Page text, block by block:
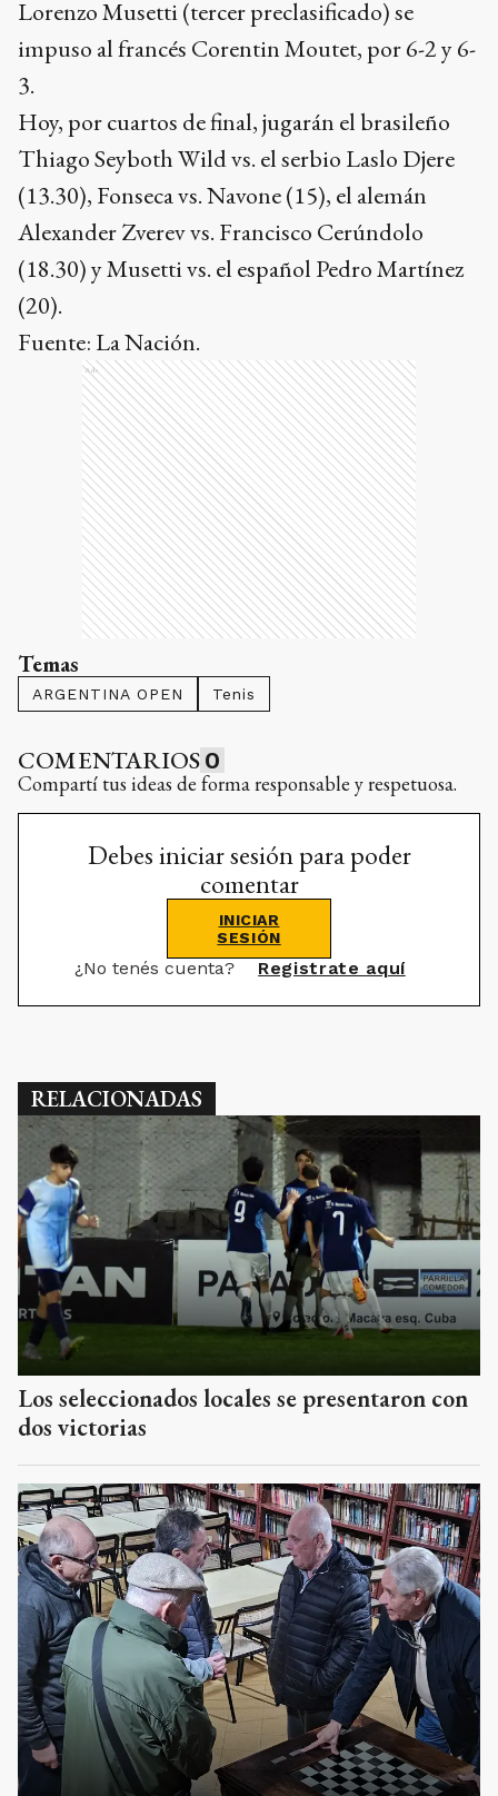
Lorenzo Musetti (tercer preclasificado) se
impuso al francés Corentin Moutet, por 6-2 y 6-
3.
Hoy, por cuartos de final, jugarán el brasileño
Thiago Seyboth Wild vs. el serbio Laslo Djere
(13.30), Fonseca vs. Navone (15), el alemán
Alexander Zverev vs. Francisco Cerúndolo
(18.30) y Musetti vs. el español Pedro Martínez
(20).
Fuente: La Nación.
Ads
Temas
ARGENTINA OPEN Tenis
COMENTARIOS 0
Compartí tus ideas de forma responsable y respetuosa.
Debes iniciar sesión para poder
comentar
INICIAR
SESIÓN
¿No tenés cuenta? Registrate aquí
RELACIONADAS
Los seleccionados locales se presentaron con
dos victorias